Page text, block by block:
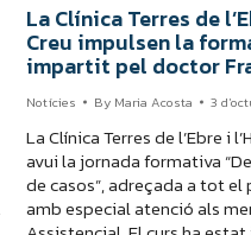
La Clínica Terres de
Creu impulsen la
impartit pel doctor
Notícies By Maria Acosta 3
La Clínica Terres de l’Ebre i
avui la jornada formativa
de casos”, adreçada a tot
amb especial atenció als